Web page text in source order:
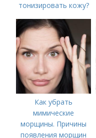
тонизировать кожу?
Как убрать
мимические
морщины. Причины
появления морщин